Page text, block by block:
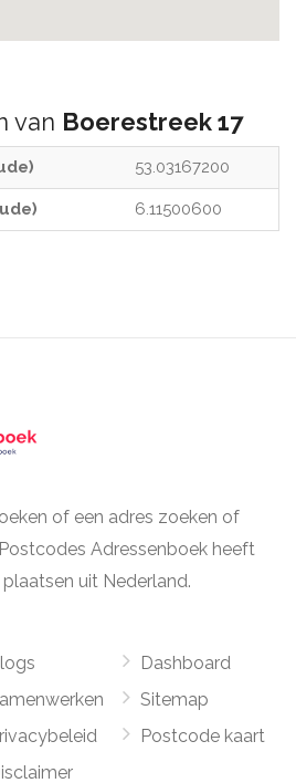
van Boerestreek 17
53.03167200
6.11500600
of een adres zoeken of
Adressenboek heeft
uit Nederland.
Dashboard
Sitemap
Postcode kaart